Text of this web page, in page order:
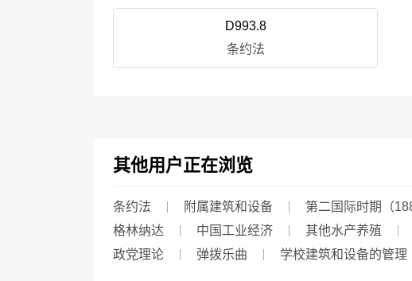
D993.8
条约法
其他用户正在浏览
条约法 附属建筑和设备 第二国际时期（
格林纳达
中国工业经济 其他水产养殖
政党理论
弹拨乐曲 学校建筑和设备的管理